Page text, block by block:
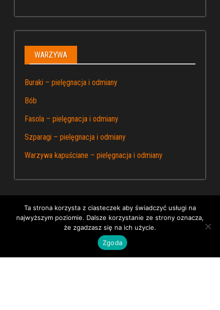
WARZYWA
Buraki – pielęgnacja i odmiany
Bób
Fasola – pielęgnacja i odmiany
Szparagi – pielęgnacja i odmiany
Warzywa kapuściane – pielęgnacja i odmiany
Dumnie wspierane przez WordPress|Kapusta – blog
ogrodniczy
Ta strona korzysta z ciasteczek aby świadczyć usługi na
najwyższym poziomie. Dalsze korzystanie ze strony oznacza,
że zgadzasz się na ich użycie.
Zgoda